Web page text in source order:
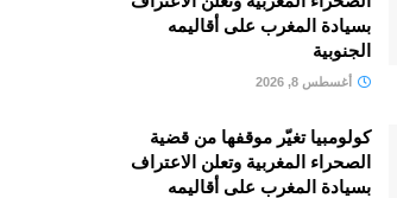
بسيادة المغرب على أقاليمه
الجنوبية
أغسطس 8, 2026
كولومبيا تغيّر موقفها من قضية
الصحراء المغربية وتعلن الاعتراف
بسيادة المغرب على أقاليمه